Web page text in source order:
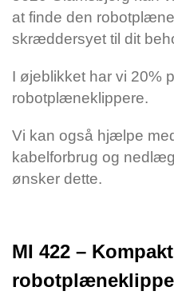
at finde den
skræddersyet til dit
I øjeblikket har vi 20%
robotplæneklippere.
Vi kan også hjælpe
kabelforbrug og
ønsker dette.
MI 422 – Kompakt